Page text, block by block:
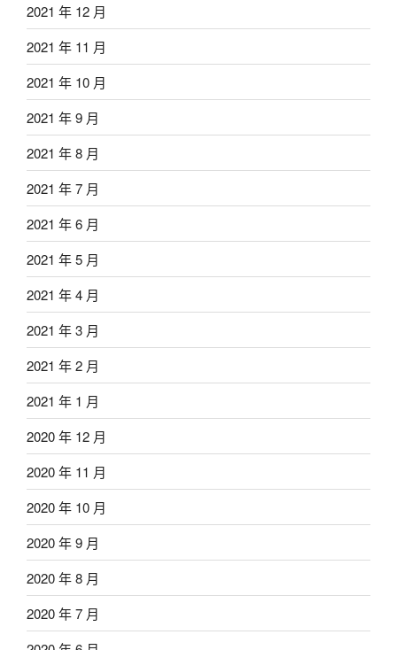
2021 年 12 月
2021 年 11 月
2021 年 10 月
2021 年 9 月
2021 年 8 月
2021 年 7 月
2021 年 6 月
2021 年 5 月
2021 年 4 月
2021 年 3 月
2021 年 2 月
2021 年 1 月
2020 年 12 月
2020 年 11 月
2020 年 10 月
2020 年 9 月
2020 年 8 月
2020 年 7 月